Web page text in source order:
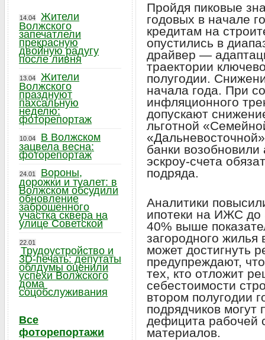
Пройдя пиковые
годовых в начале
кредитам на
опустились в
драйвер —
траектории
полугодии.
начала года. При
инфляционного
допускают
льготной
банки
эскроу-счета
подряда.
Аналитики
ипотеки на ИЖС до
40% выше
загородного
может достигнуть
предупреждают,
тех, кто отложит
себестоимости
втором полугодии
подрядчиков могут
дефицита рабочей
материалов.
14.04
Жители
Волжского
запечатлели
прекрасную
двойную радугу
после ливня
13.04
Жители
Волжского
празднуют
пахсальную
неделю:
фоторепортаж
10.04
В Волжском
зацвела весна:
фоторепортаж
24.01
Вороны,
дорожки и туалет: в
Волжском обсудили
обновление
заброшенного
участка сквера на
улице Советской
22.01
Трудоустройство и
3D-печать: депутаты
облдумы оценили
успехи Волжского
дома
соцобслуживания
Все
фоторепортажи